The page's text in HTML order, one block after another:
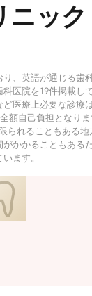
ニック
、英語が通じる歯
医院を19件掲載し
医療上必要な診療
額自己負担となり
られることもある
かかることもある
ます。